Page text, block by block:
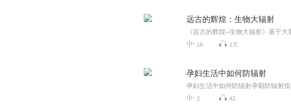
远古的辉煌：生物大辐射
16 1万
孕妇生活中如何防辐射
2 42